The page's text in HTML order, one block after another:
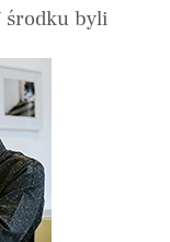
środku byli